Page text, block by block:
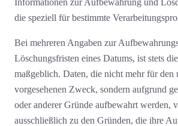
Informationen zur Aufbewahrung und
die speziell für bestimmte
Bei mehreren Angaben zur
Löschungsfristen eines Datums, ist stets
maßgeblich. Daten, die nicht mehr für den
vorgesehenen Zweck, sondern aufgrund
oder anderer Gründe aufbewahrt werden,
ausschließlich zu den Gründen, die ihre